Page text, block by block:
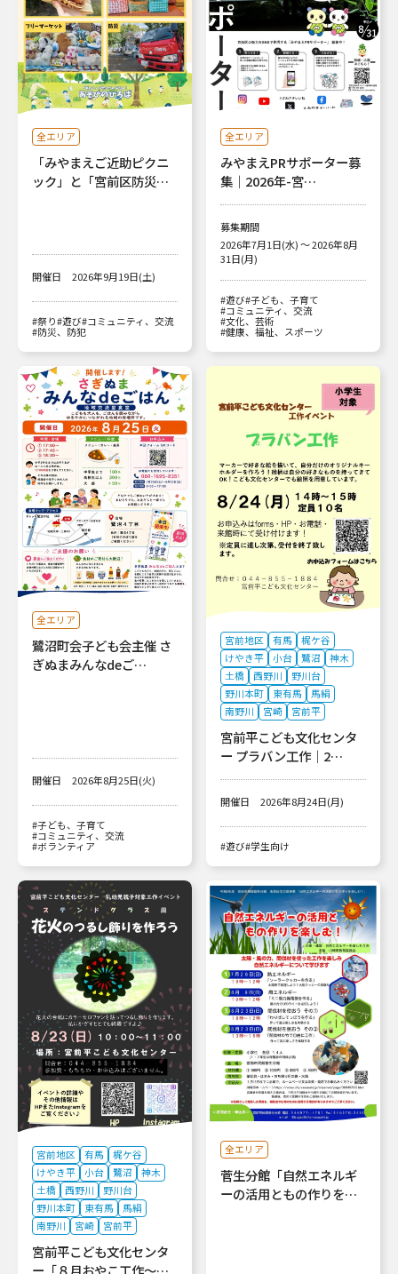
全エリア
「みやまえご近助ピクニ
ック」と「宮前区防災…
開催日 2026年9月19日(土)
#祭り#遊び#コミュニティ、交流
#防災、防犯
全エリア
みやまえPRサポーター募
集｜2026年-宮…
募集期間
2026年7月1日(水) ～ 2026年8月
31日(月)
#遊び#子ども、子育て
#コミュニティ、交流
#文化、芸術
#健康、福祉、スポーツ
全エリア
鷺沼町会子ども会主催 さ
ぎぬまみんなdeご…
開催日 2026年8月25日(火)
#子ども、子育て
#コミュニティ、交流
#ボランティア
宮前地区 有馬
梶ケ谷
けやき平
小台 鷺沼
神木
土橋
西野川
野川台
野川本町
東有馬
馬絹
南野川
宮崎 宮前平
宮前平こども文化センタ
ー プラバン工作｜2…
開催日 2026年8月24日(月)
#遊び#学生向け
宮前地区 有馬
梶ケ谷
けやき平
小台 鷺沼
神木
土橋
西野川
野川台
野川本町
東有馬
馬絹
南野川
宮崎 宮前平
宮前平こども文化センタ
ー「８月おやこ工作～…
全エリア
菅生分館「自然エネルギ
ーの活用ともの作りを…